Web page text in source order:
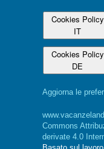
Cookies Policy
IT
Cookies Policy
DE
Aggiorna le
Commons
derivate 4.0